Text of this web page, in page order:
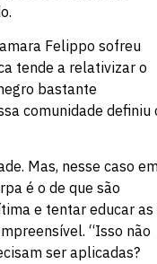
Felippo sofreu
tende a relativizar o
bastante
comunidade definiu
Mas, nesse caso
é o de que são
e tentar educar as
“Isso não
ser aplicadas?